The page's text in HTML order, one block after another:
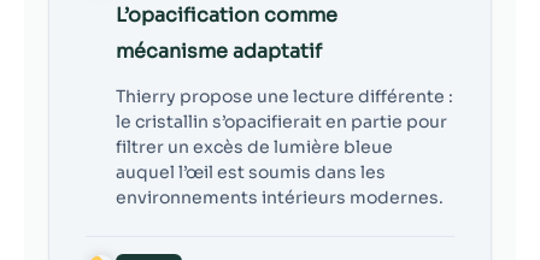
L’opacification comme
mécanisme adaptatif
Thierry propose une lecture différente :
le cristallin s’opacifierait en partie pour
filtrer un excès de lumière bleue
auquel l’œil est soumis dans les
environnements intérieurs modernes.